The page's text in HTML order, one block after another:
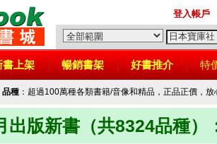
登入帳戶
書上架 暢銷書架 好書推介 特
品種 ：超過100萬種各類書籍/音像和精品，正品正價，
出版新書（共8324品種）